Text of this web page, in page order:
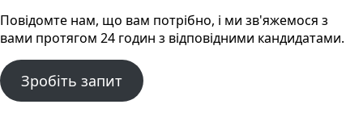
Повідомте нам, що вам потрібно, і ми зв'яжемося з
вами протягом 24 годин з відповідними кандидатами.
Зробіть запит